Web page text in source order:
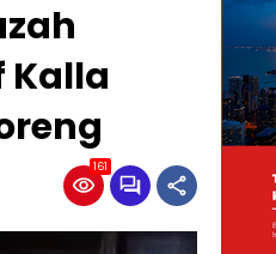
Kalla
161